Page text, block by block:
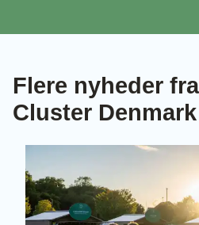
Flere nyheder
Cluster Denmark